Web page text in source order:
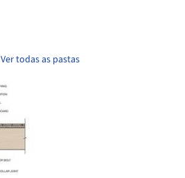
Ver todas as pastas